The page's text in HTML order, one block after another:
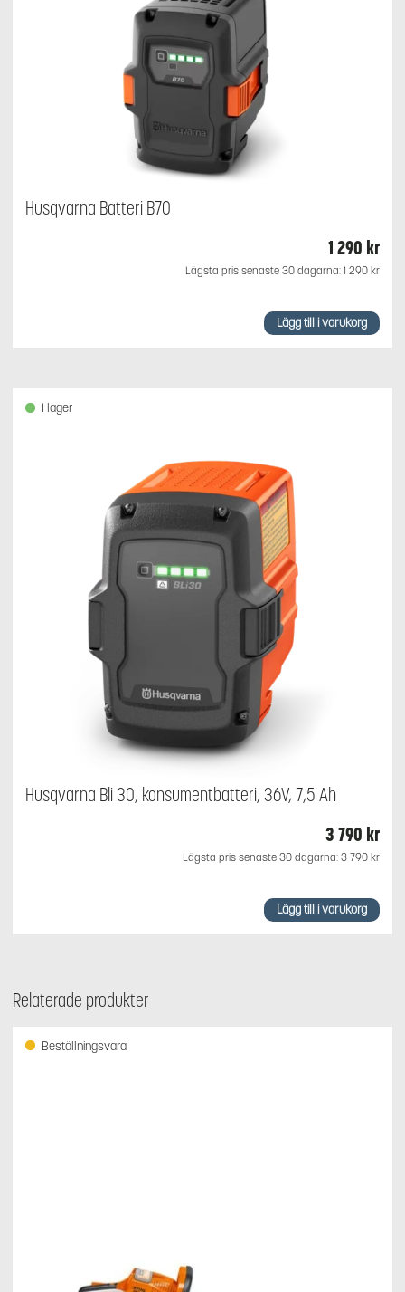
Husqvarna Batteri B70
1 290 kr
Lägsta pris senaste 30 dagarna: 1 290 kr
Lägg till i varukorg
Husqvarna Bli 30, konsumentbatteri, 36V, 7,5 Ah
3 790 kr
Lägsta pris senaste 30 dagarna: 3 790 kr
I lager
Lägg till i varukorg
Relaterade produkter
Beställningsvara